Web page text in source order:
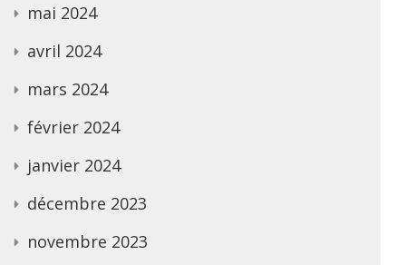
mai 2024
avril 2024
mars 2024
février 2024
janvier 2024
décembre 2023
novembre 2023